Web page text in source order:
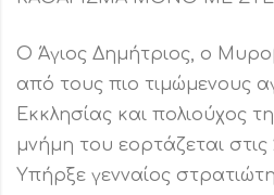
Ο Άγιος Δημήτριος, ο
από τους πιο τιμώμενους
Εκκλησίας και πολιούχος
μνήμη του εορτάζεται στις
Υπήρξε γενναίος